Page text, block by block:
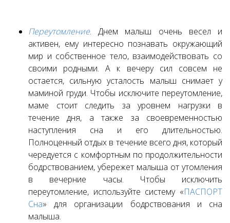
Переутомление. Днем малыш очень весел и
активен, ему интересно познавать окружающий
мир и собственное тело, взаимодействовать со
своими родными. А к вечеру сил совсем не
остается, сильную усталость малыш снимает у
маминой груди. Чтобы исключите переутомление,
маме стоит следить за уровнем нагрузки в
течение дня, а также за своевременностью
наступления сна и его длительностью.
Полноценный отдых в течение всего дня, который
чередуется с комфортным по продолжительности
бодрствованием, убережет малыша от утомления
в вечерние часы. Чтобы исключить
переутомление, используйте систему «ПАСПОРТ
Сна» для организации бодрствования и сна
малыша.